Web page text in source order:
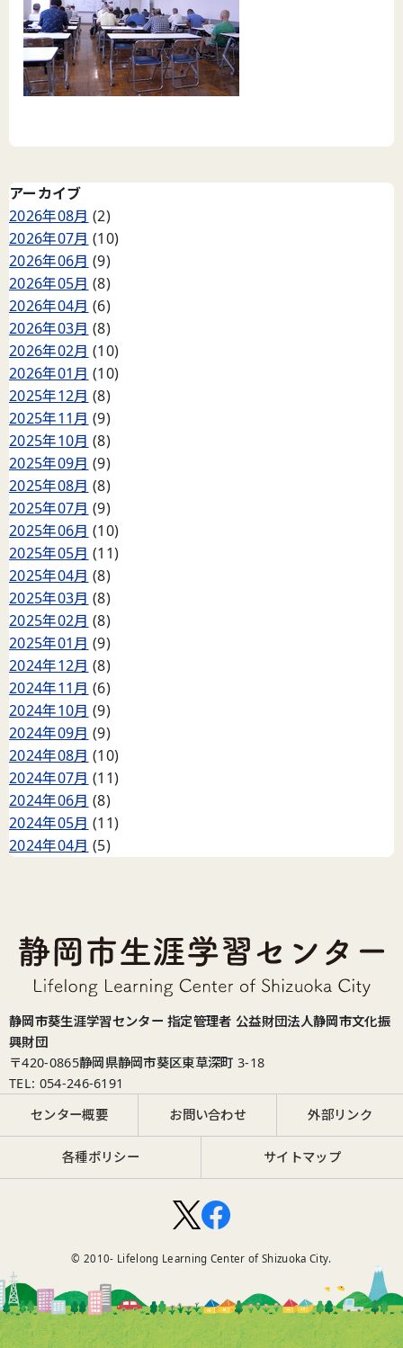
アーカイブ
2026年08月 (2)
2026年07月 (10)
2026年06月 (9)
2026年05月 (8)
2026年04月 (6)
2026年03月 (8)
2026年02月 (10)
2026年01月 (10)
2025年12月 (8)
2025年11月 (9)
2025年10月 (8)
2025年09月 (9)
2025年08月 (8)
2025年07月 (9)
2025年06月 (10)
2025年05月 (11)
2025年04月 (8)
2025年03月 (8)
2025年02月 (8)
2025年01月 (9)
2024年12月 (8)
2024年11月 (6)
2024年10月 (9)
2024年09月 (9)
2024年08月 (10)
2024年07月 (11)
2024年06月 (8)
2024年05月 (11)
2024年04月 (5)
静岡市葵生涯学習センター 指定管理者 公益財団法人静岡市文化振
興財団
〒420-0865静岡県静岡市葵区東草深町 3-18
TEL: 054-246-6191
センター概要
お問い合わせ 外部リンク
各種ポリシー サイトマップ
© 2010- Lifelong Learning Center of Shizuoka City.